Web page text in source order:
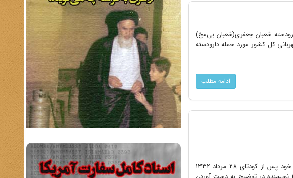
شعبان جعفری(شعبان بی‌مخ)
مرکز در جلوی ساختمان شهربانی کل کشور مورد حمله دارودسته
ادامه مطلب
آنچه پس از‌ پیروزی‌ انقلاب‌ اسـلامی از یـادداشت‌های دکـتر سیدحسین فاطمی در دوره اختفای‌ خود پس از کودتای 28‌ مرداد 1332